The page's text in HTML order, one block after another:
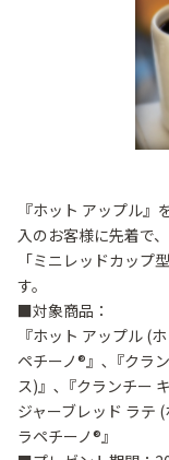
『ホット アップル
入のお客様に先着で
「ミニレッドカップ
す。
■対象商品：
『ホット アップル (
ペチーノ®』､『クラ
ス)』､『クランチー
ジャーブレッド ラテ
ラペチーノ®』